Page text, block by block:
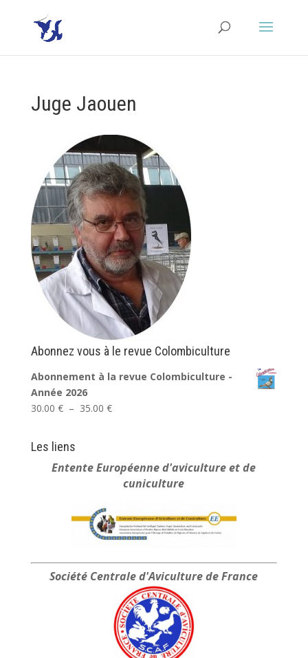
Juge Jaouen
Abonnez vous à le revue Colombiculture
Abonnement à la revue Colombiculture -
Année 2026
30.00 € – 35.00 €Plage
à
35.00 €
Les liens
Entente Européenned'aviculture et de
cuniculture
Société Centraled'Aviculture de France